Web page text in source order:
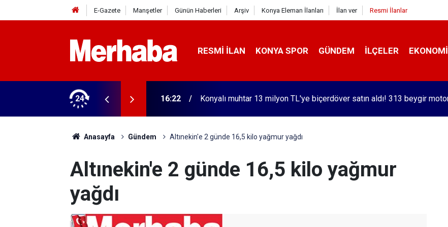
E-Gazete Manşetler Günün Haberleri Arşiv Konya Eleman İlanları İlan ver Resmi İlanlar
RESMI İLAN KONYA SPOR GÜNDEM İLÇELER EKONOMI
24
satın aldı! 313 beygir motoru var 16:04 Konyasporlu Kramer'den yıllar sonra Galatasaraylı Osimhen itirafı
Anasayfa Gündem Altınekin'e 2 günde 16,5 kilo yağmur yağdı
Altınekin'e 2 günde 16,5 kilo yağmur
yağdı